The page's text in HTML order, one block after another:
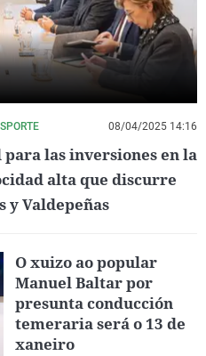
08/04/2025 14:16
las inversiones en la
alta que discurre
y Valdepeñas
O xuizo ao popular
Manuel Baltar por
presunta conducción
temeraria será o 13 de
xaneiro